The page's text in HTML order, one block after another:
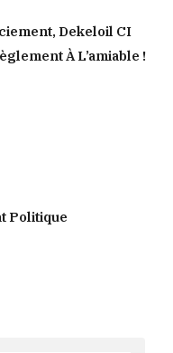
Dekeloil CI
À L’amiable !
Politique